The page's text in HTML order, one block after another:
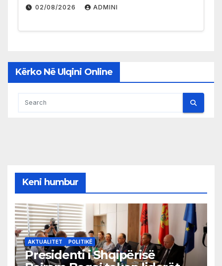
02/08/2026 ADMINI
Kërko Në Ulqini Online
Keni humbur
AKTUALITET POLITIKË
Presidenti i Shqipërisë